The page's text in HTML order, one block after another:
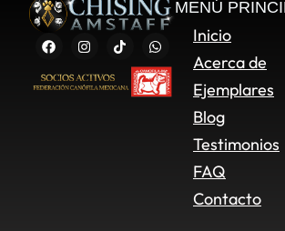
MENÚ
Inicio
Acerca de
Ejemplares
Blog
Testimonios
FAQ
Contacto